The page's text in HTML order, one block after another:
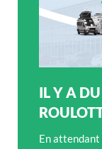
IL Y A
En attendant